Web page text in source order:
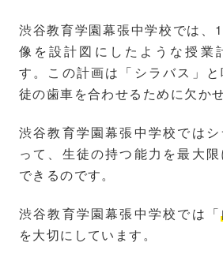
渋谷教育学園幕張中学校では、
像を設計図にしたような授業
す。この計画は「シラバス」
徒の歯車を合わせるために欠か
渋谷教育学園幕張中学校では
って、生徒の持つ能力を最大
できるのです。
渋谷教育学園幕張中学校では「
を大切にしています。